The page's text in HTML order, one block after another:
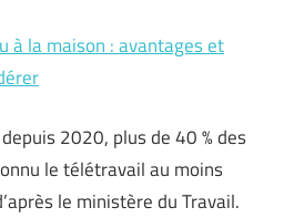
à la maison : avantages et
2020, plus de 40 % des
le télétravail au moins
le ministère du Travail.